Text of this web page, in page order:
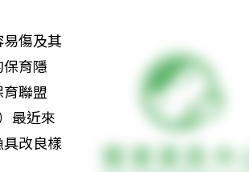
傷及其
育隱
聯盟
最近來
改良樣